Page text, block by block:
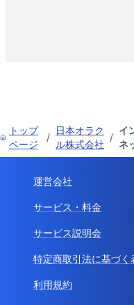
トップ
ページ
/
日本オラク
ル株式会社
/
イ
ネ
運営会社
サービス・料金
サービス説明会
特定商取引法に基づく
利用規約